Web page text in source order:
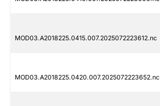
MOD03.A2018225.0415.007.2025072223612.nc
MOD03.A2018225.0420.007.2025072223652.nc